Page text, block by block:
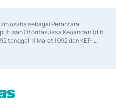
usaha sebagai Perantara
Otoritas Jasa Keuangan (d.h
tanggal 11 Maret 1992 dan KEP-
izin usaha sebagai Penjamin Emisi
Jasa Keuangan Nomor KEP-
Keuangan Nomor S-
dan beberapa izin usaha lainnya